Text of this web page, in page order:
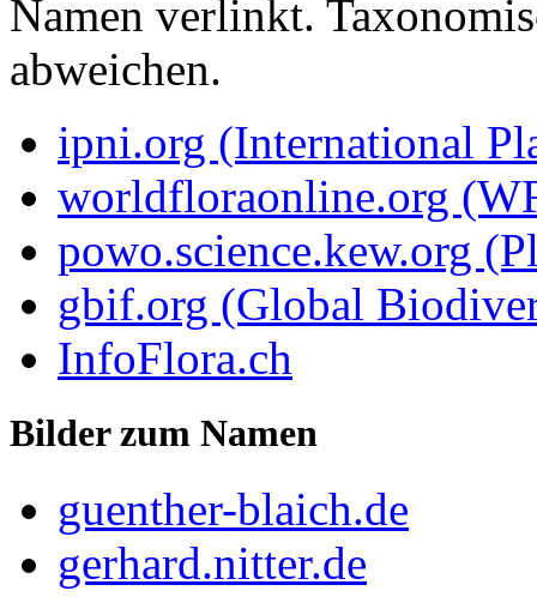
Namen verlinkt.
abweichen.
ipni.org (International
worldfloraonline.org
powo.science.kew.org
gbif.org (Global
InfoFlora.ch
Bilder zum Namen
guenther-blaich.de
gerhard.nitter.de